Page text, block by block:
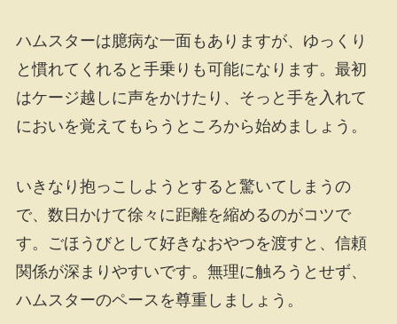
ハムスターは臆病な一面もありますが、ゆっくり
と慣れてくれると手乗りも可能になります。最初
はケージ越しに声をかけたり、そっと手を入れて
においを覚えてもらうところから始めましょう。
いきなり抱っこしようとすると驚いてしまうの
で、数日かけて徐々に距離を縮めるのがコツで
す。ごほうびとして好きなおやつを渡すと、信頼
関係が深まりやすいです。無理に触ろうとせず、
ハムスターのペースを尊重しましょう。